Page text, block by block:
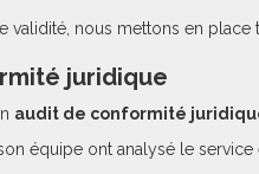
validité, nous mettons en
juridique
audit de conformité
équipe ont analysé le